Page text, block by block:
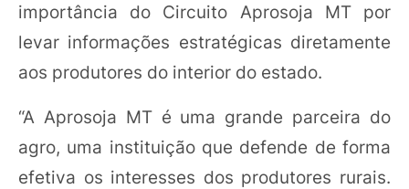
importância do Circuito Aprosoja MT por
levar informações estratégicas diretamente
aos produtores do interior do estado.
“A Aprosoja MT é uma grande parceira do
agro, uma instituição que defende de forma
efetiva os interesses dos produtores rurais.